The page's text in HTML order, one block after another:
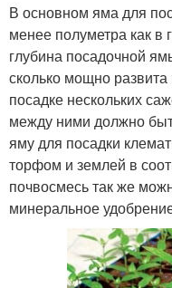
В основном яма для
менее полуметра как
глубина посадочной
сколько мощно
посадке нескольких
между ними должно
яму для посадки
торфом и землей в
почвосмесь так же
минеральное